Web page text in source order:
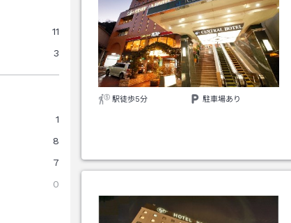
11
3
1
8
7
0
駅徒歩5分 駐車場あり